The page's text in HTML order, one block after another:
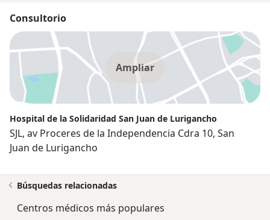
Consultorio
Ampliar
Hospital de la Solidaridad San Juan de Lurigancho
SJL, av Proceres de la Independencia Cdra 10, San
Juan de Lurigancho
Búsquedas relacionadas
Centros médicos más populares